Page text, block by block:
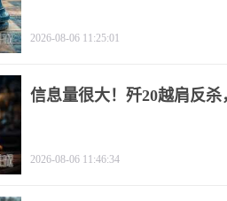
2026-08-06 11:25:01
信息量很大！歼20越肩反
2026-08-06 11:46:34